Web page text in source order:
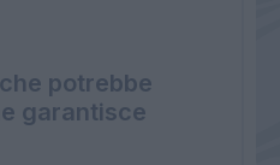
potrebbe
garantisce